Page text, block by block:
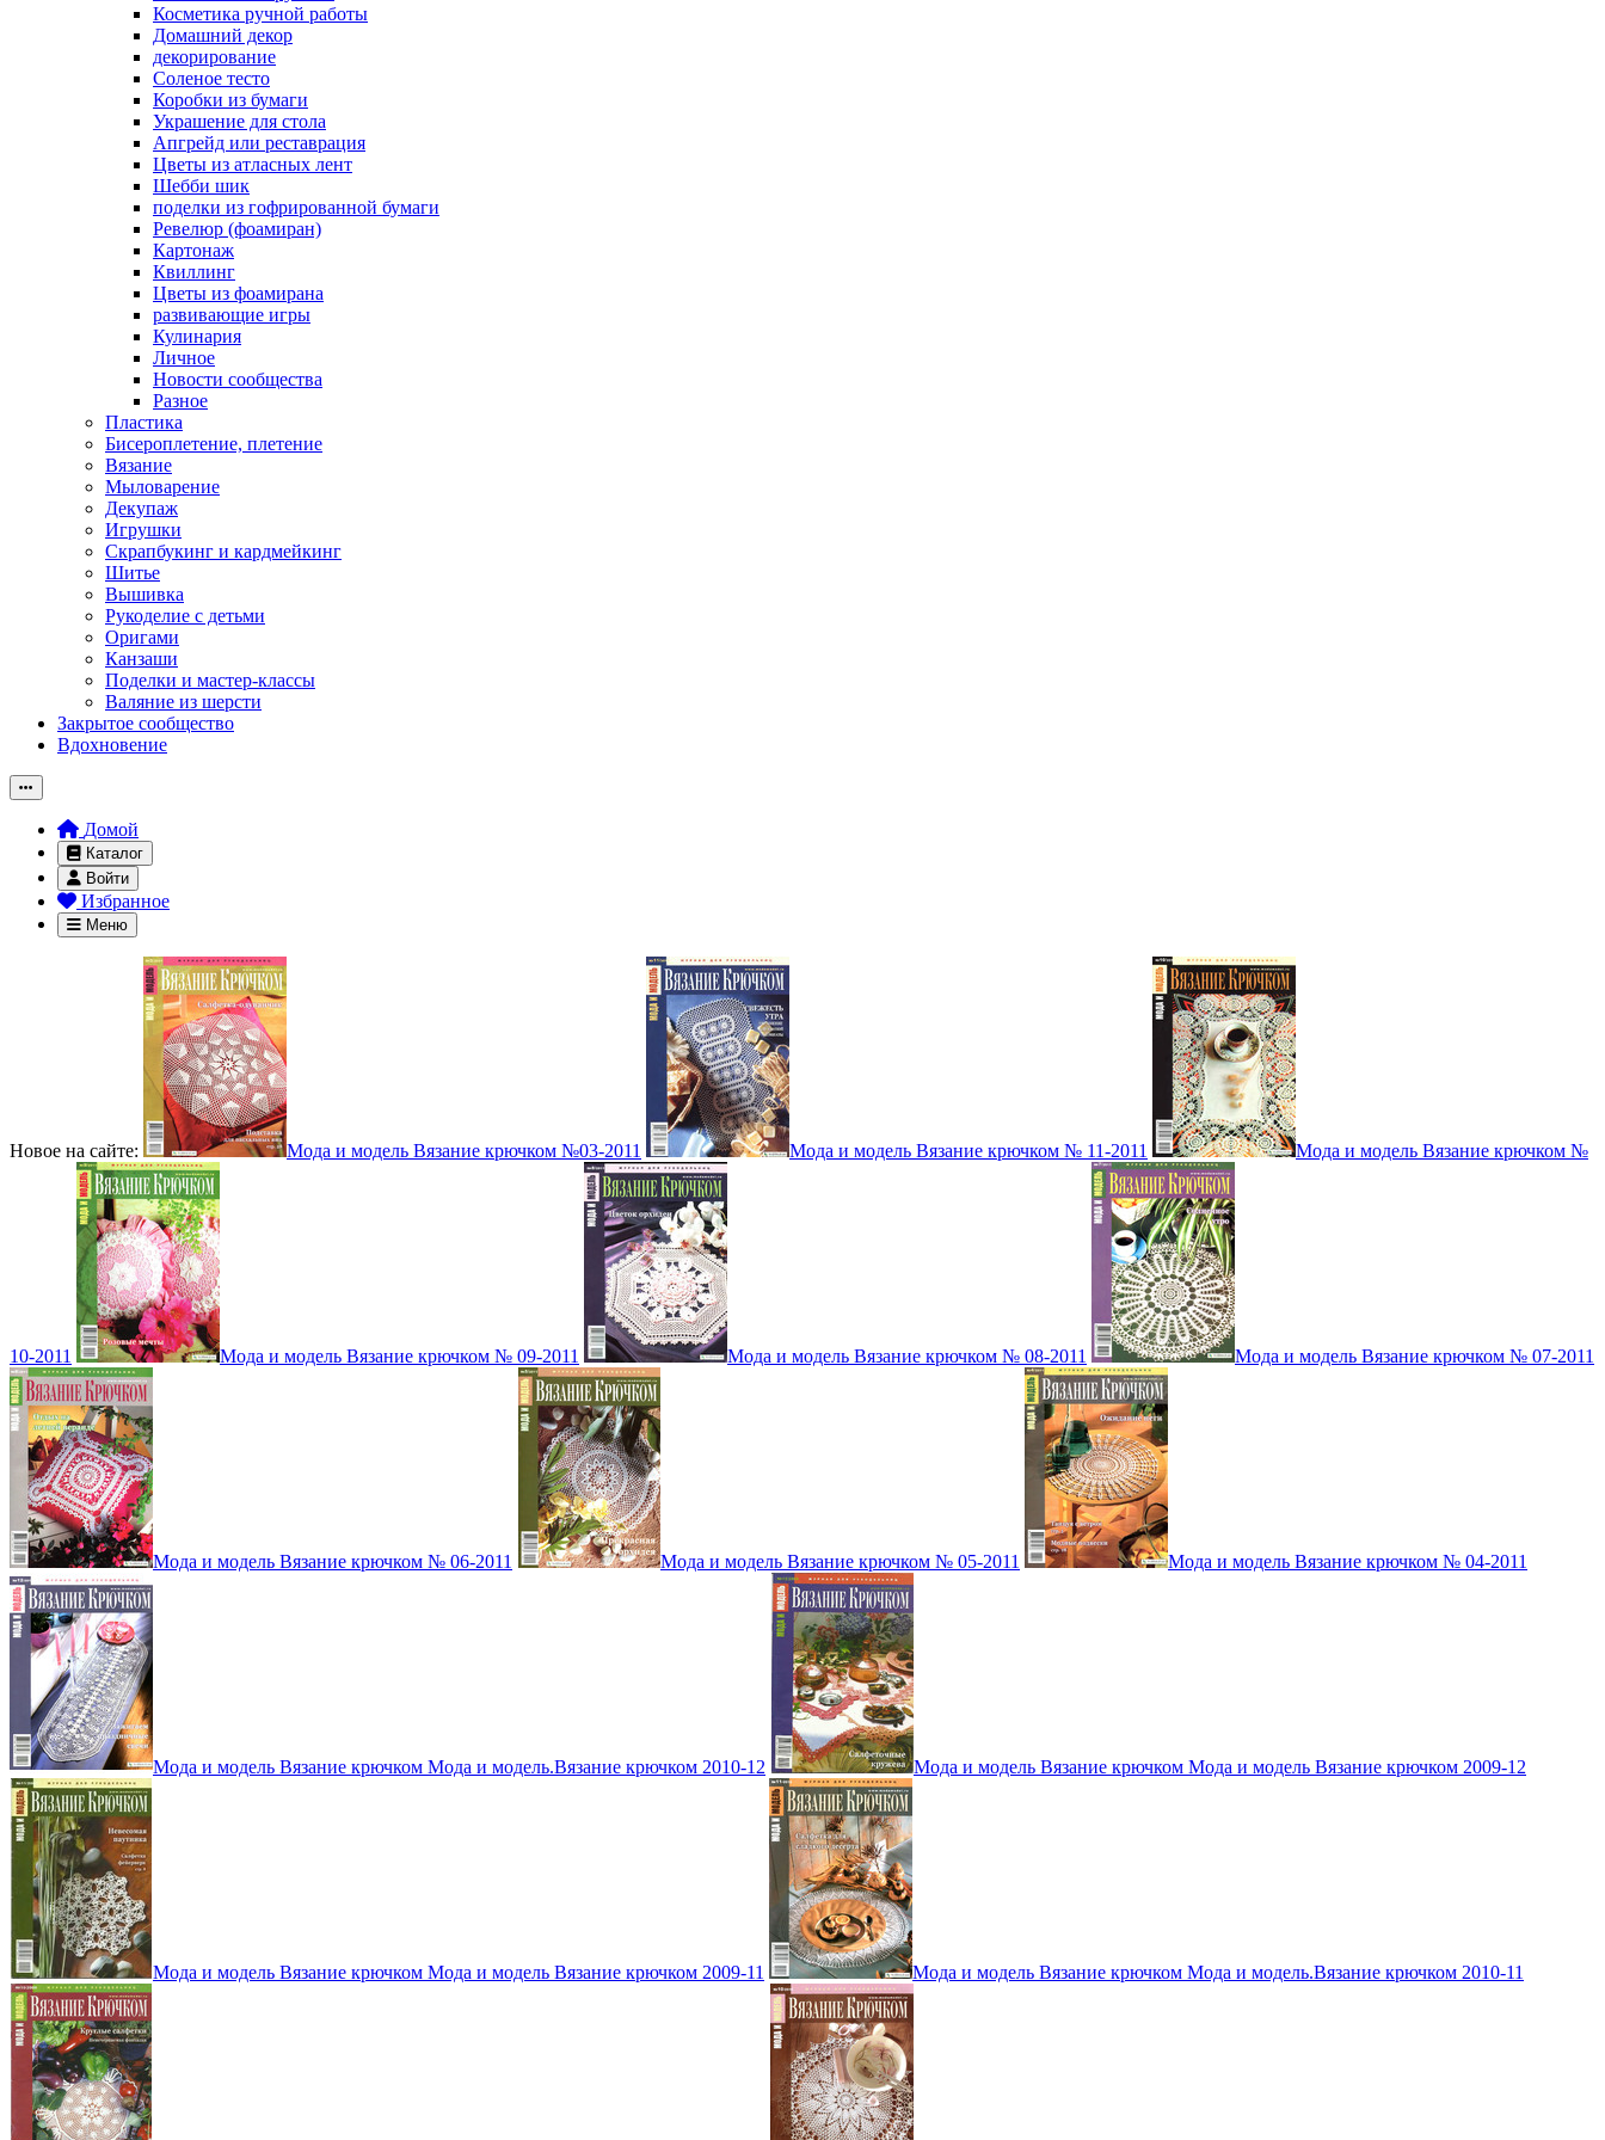
Косметика ручной работы
Домашний декор
декорирование
Соленое тесто
Коробки из бумаги
Украшение для стола
Апгрейд или реставрация
Цветы из атласных лент
Шебби шик
поделки из гофрированной бумаги
Ревелюр (фоамиран)
Картонаж
Квиллинг
Цветы из фоамирана
развивающие игры
Кулинария
Личное
Новости сообщества
Разное
Пластика
Бисероплетение, плетение
Вязание
Мыловарение
Декупаж
Игрушки
Скрапбукинг и кардмейкинг
Шитье
Вышивка
Рукоделие с детьми
Оригами
Канзаши
Поделки и мастер-классы
Валяние из шерсти
Закрытое сообщество
Вдохновение
Домой
Каталог
Войти
Избранное
Меню
Новое на сайте: Мода и модель Вязание крючком №03-2011 Мода и модель Вязание крючком № 11-2011 Мода и модель Вязание крючком №
10-2011 Мода и модель Вязание крючком № 09-2011 Мода и модель Вязание крючком № 08-2011 Мода и модель Вязание крючком № 07-2011
Мода и модель Вязание крючком № 06-2011 Мода и модель Вязание крючком № 05-2011 Мода и модель Вязание крючком № 04-2011
Мода и модель Вязание крючком Мода и модель.Вязание крючком 2010-12 Мода и модель Вязание крючком Мода и модель Вязание крючком 2009-12
Мода и модель Вязание крючком Мода и модель Вязание крючком 2009-11 Мода и модель Вязание крючком Мода и модель.Вязание крючком 2010-11